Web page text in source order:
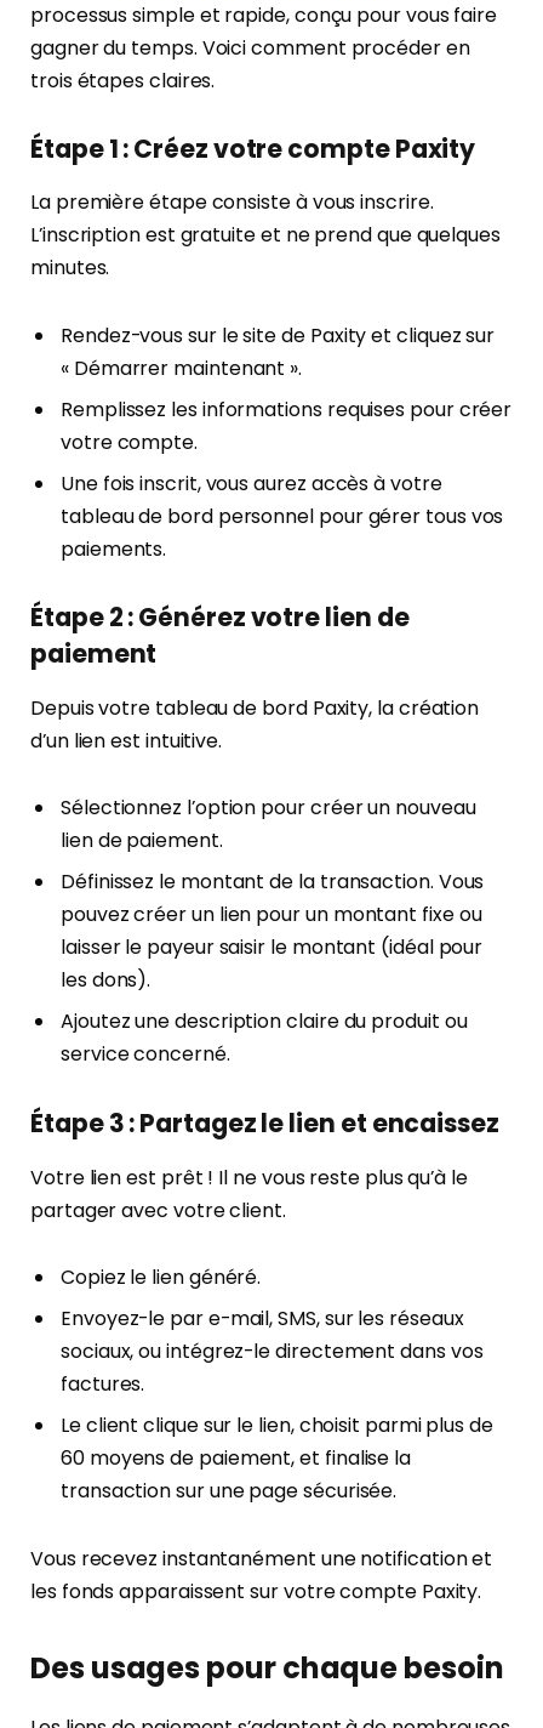
processus simple et rapide, conçu pour vous faire
gagner du temps. Voici comment procéder en
trois étapes claires.
Étape 1 : Créez votre compte Paxity
La première étape consiste à vous inscrire.
L’inscription est gratuite et ne prend que quelques
minutes.
Rendez-vous sur le site de Paxity et cliquez sur
« Démarrer maintenant ».
Remplissez les informations requises pour créer
votre compte.
Une fois inscrit, vous aurez accès à votre
tableau de bord personnel pour gérer tous vos
paiements.
Étape 2 : Générez votre lien de
paiement
Depuis votre tableau de bord Paxity, la création
d’un lien est intuitive.
Sélectionnez l’option pour créer un nouveau
lien de paiement.
Définissez le montant de la transaction. Vous
pouvez créer un lien pour un montant fixe ou
laisser le payeur saisir le montant (idéal pour
les dons).
Ajoutez une description claire du produit ou
service concerné.
Étape 3 : Partagez le lien et encaissez
Votre lien est prêt ! Il ne vous reste plus qu’à le
partager avec votre client.
Copiez le lien généré.
Envoyez-le par e-mail, SMS, sur les réseaux
sociaux, ou intégrez-le directement dans vos
factures.
Le client clique sur le lien, choisit parmi plus de
60 moyens de paiement, et finalise la
transaction sur une page sécurisée.
Vous recevez instantanément une notification et
les fonds apparaissent sur votre compte Paxity.
Des usages pour chaque besoin